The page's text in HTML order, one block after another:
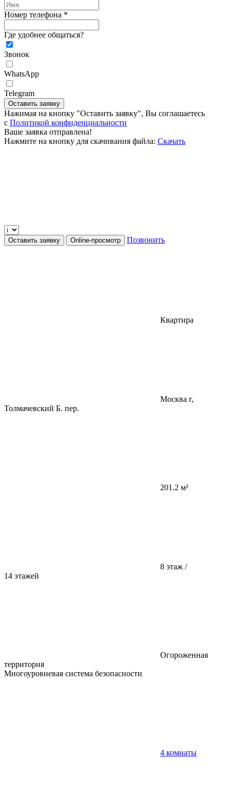
Номер телефона *
Где удобнее общаться?
Звонок
WhatsApp
Telegram
Оставить заявку
Нажимая на кнопку "Оставить заявку", Вы соглашаетесь
c Политикой конфиденциальности
Ваше заявка отправлена!
Нажмите на кнопку для скачивания файла: Скачать
Оставить заявку Online-просмотр Позвонить
Квартира
Москва г,
Толмачевский Б. пер.
201.2 м²
8 этаж /
14 этажей
Огороженная
территория
Многоуровневая система безопасности
4 комнаты